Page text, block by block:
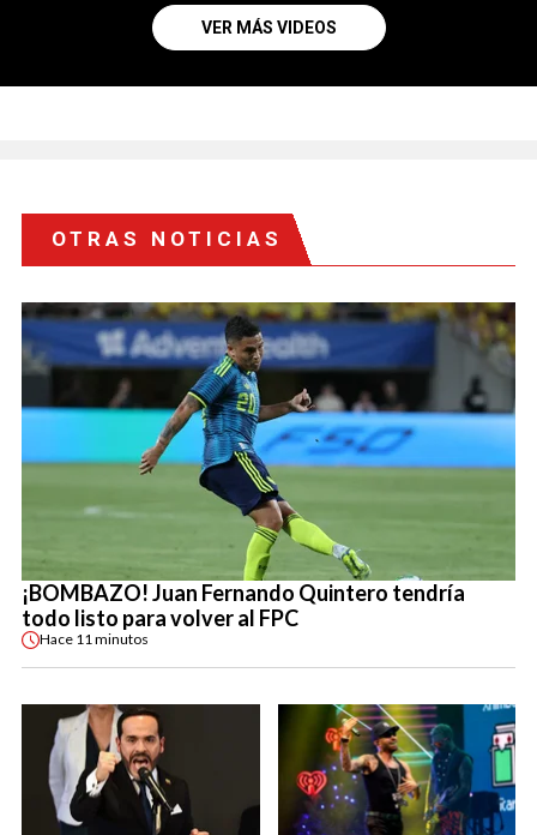
VER MÁS VIDEOS
OTRAS NOTICIAS
¡BOMBAZO! Juan Fernando Quintero tendría
todo listo para volver al FPC
Hace 11 minutos